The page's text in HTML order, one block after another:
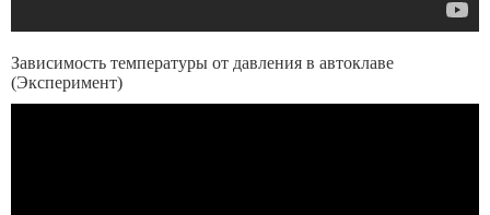
Зависимость температуры от давления в автоклаве
(Эксперимент)